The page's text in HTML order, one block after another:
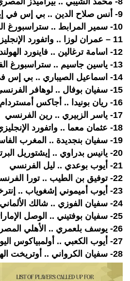
9- أنس صلاح الدين .. بي إس في إيندهوفن
10- سمير المرابط .. ستراسبورغ الفرنسي
11 – عمران لوزا .. واتفورد الإنجليزي
12- اسامة ترغالين .. فاينورد الهولندي
13- ياسين جاسيم .. ستراسبورغ الفرنسي
14- اسماعيل الصيباري .. بي إس في إيندهوفن
15- سفيان بوفال .. لوهافر الفرنسي
16- ريان بونيدا .. أجاكس أمستردام الهولندي
17- ياسر الزبيري .. رين الفرنسي
18- عثمان معما .. واتفورد الإنجليزي
19- سفيان بنجديدة .. المغرب الفاسي
20- يانيس بدراوي .. إيشتوريل البرتغالي
21- أيوب بوعدي .. ليل الفرنسي
22- توفيق بن الطيب .. تورا الفرنسي
23- أيوب أميموني إشغوياب .. إنترخت فراكنفورت
24- سفيان الفوزي .. شالك الألماني
25- سفيان بوفتيني .. الوصل الإماراتي
26- يوسف بلعمري .. الأهلي المصري
27- أيوب الكعبي .. أولمبياكوس اليوناني
28- سفيان الكرواني .. أوتريخت الهولندي